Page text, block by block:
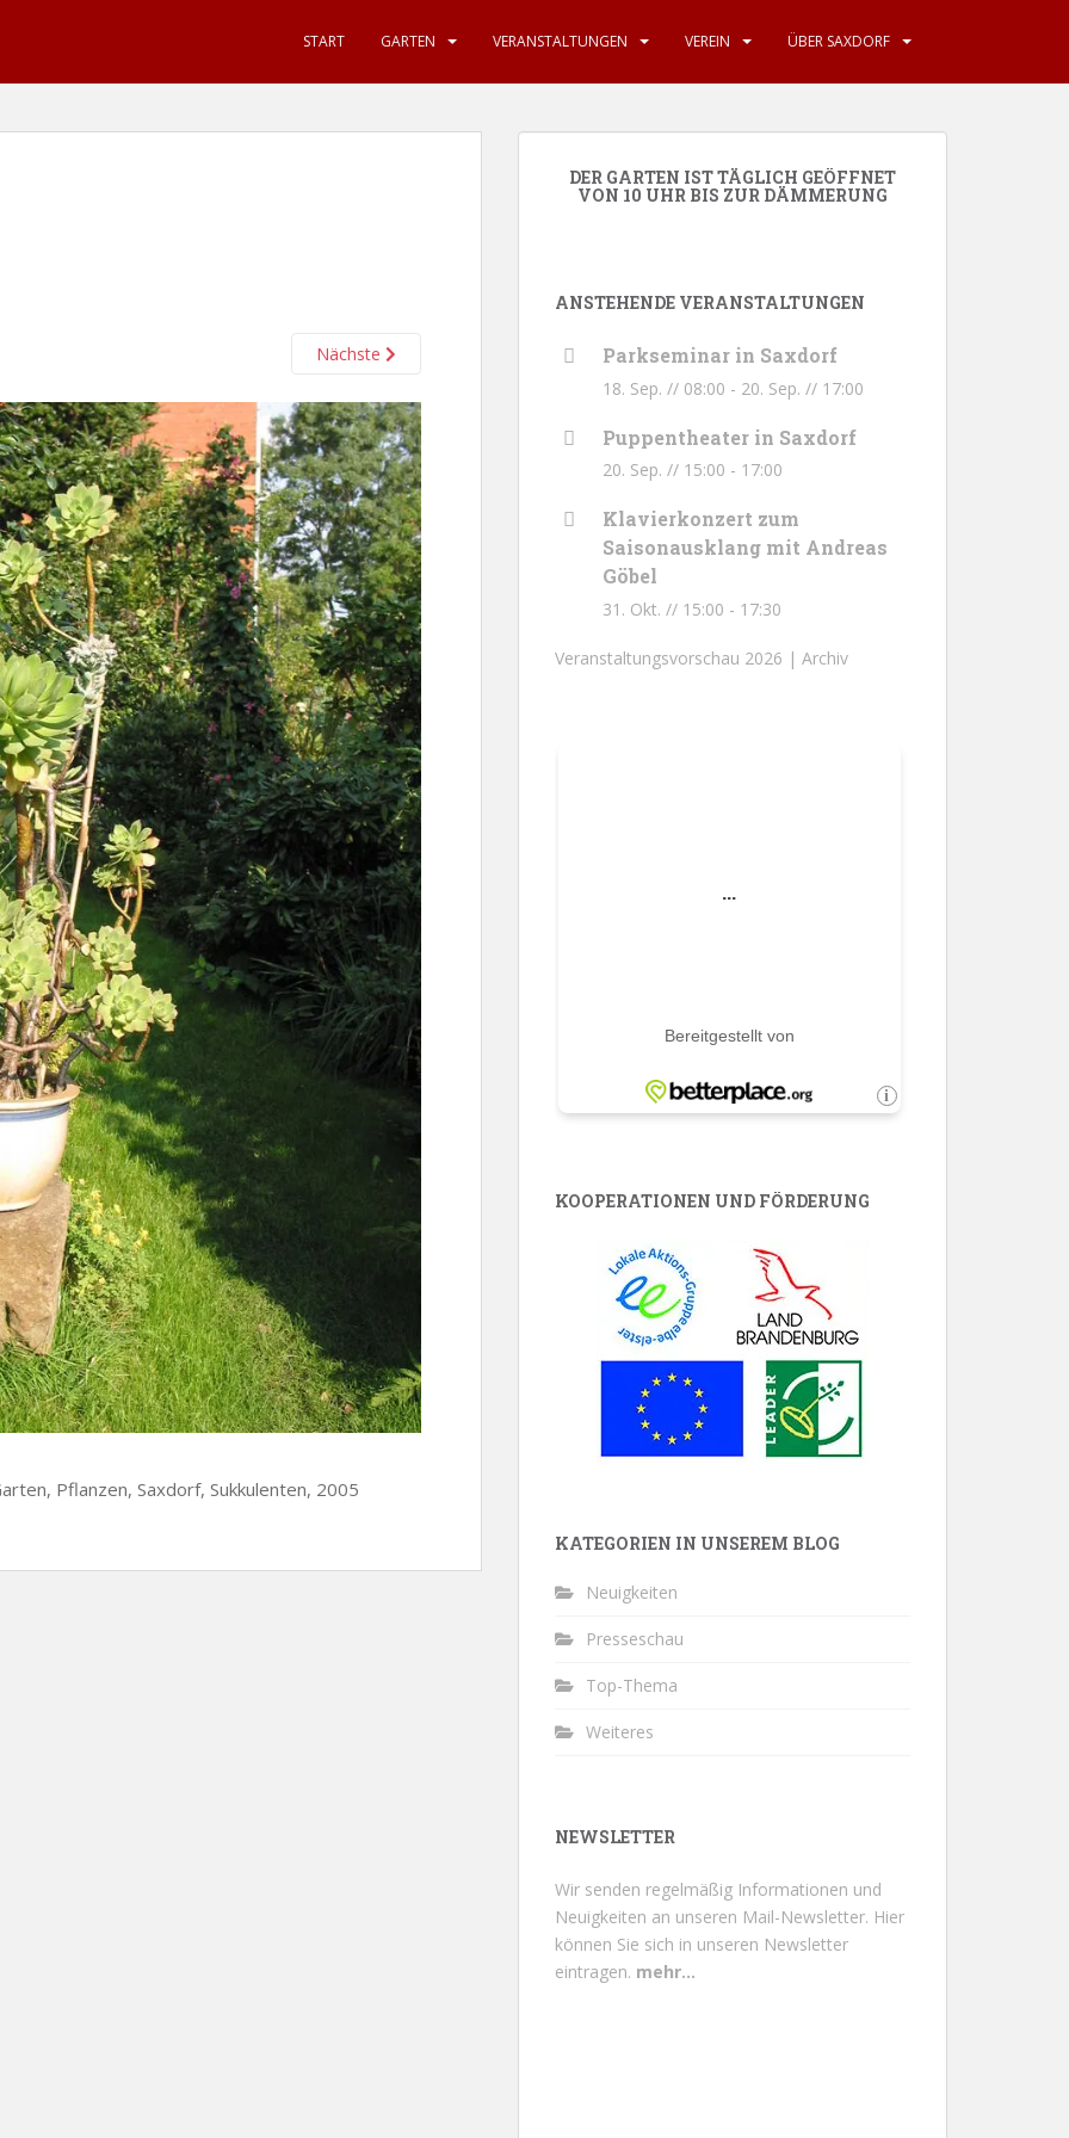
START GARTEN VERANSTALTUNGEN VEREIN ÜBER SAXDORF
Nächste
Pflanzen, Saxdorf, Sukkulenten, 2005
DER GARTEN IST TÄGLICH GEÖFFNET
VON 10 UHR BIS ZUR DÄMMERUNG
ANSTEHENDE VERANSTALTUNGEN
Parkseminar in Saxdorf
18. Sep. // 08:00 - 20. Sep. // 17:00
Puppentheater in Saxdorf
20. Sep. // 15:00 - 17:00
Klavierkonzert zum
Saisonausklang mit Andreas
Göbel
31. Okt. // 15:00 - 17:30
Veranstaltungsvorschau 2026 | Archiv
KOOPERATIONEN UND FÖRDERUNG
KATEGORIEN IN UNSEREM BLOG
Neuigkeiten
Presseschau
Top-Thema
Weiteres
NEWSLETTER
Wir senden regelmäßig Informationen und
Neuigkeiten an unseren Mail-Newsletter. Hier
können Sie sich in unseren Newsletter
eintragen. mehr...